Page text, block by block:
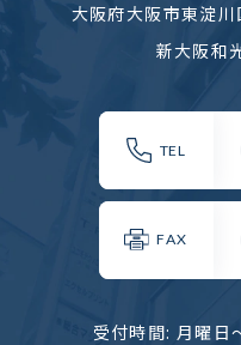
大阪府大阪市東淀川
新大阪和
TEL
FAX
受付時間: 月曜